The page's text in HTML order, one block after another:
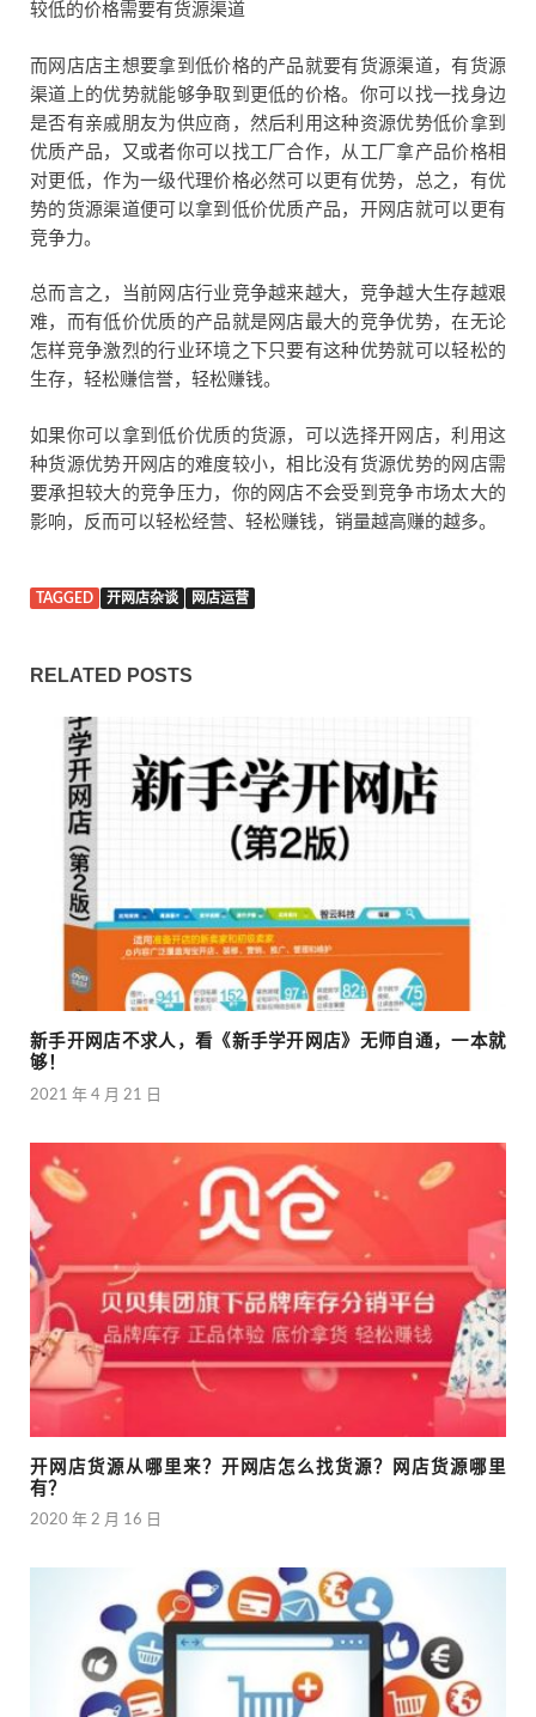
较低的价格需要有货源渠道
而网店店主想要拿到低价格的产品就要有货源渠道，有货源
渠道上的优势就能够争取到更低的价格。你可以找一找身边
是否有亲戚朋友为供应商，然后利用这种资源优势低价拿到
优质产品，又或者你可以找工厂合作，从工厂拿产品价格相
对更低，作为一级代理价格必然可以更有优势，总之，有优
势的货源渠道便可以拿到低价优质产品，开网店就可以更有
竞争力。
总而言之，当前网店行业竞争越来越大，竞争越大生存越艰
难，而有低价优质的产品就是网店最大的竞争优势，在无论
怎样竞争激烈的行业环境之下只要有这种优势就可以轻松的
生存，轻松赚信誉，轻松赚钱。
如果你可以拿到低价优质的货源，可以选择开网店，利用这
种货源优势开网店的难度较小，相比没有货源优势的网店需
要承担较大的竞争压力，你的网店不会受到竞争市场太大的
影响，反而可以轻松经营、轻松赚钱，销量越高赚的越多。
TAGGED 开网店杂谈 网店运营
RELATED POSTS
新手开网店不求人，看《新手学开网店》无师自通，一本就
够！
2021 年 4 月 21 日
开网店货源从哪里来？开网店怎么找货源？网店货源哪里
有？
2020 年 2 月 16 日